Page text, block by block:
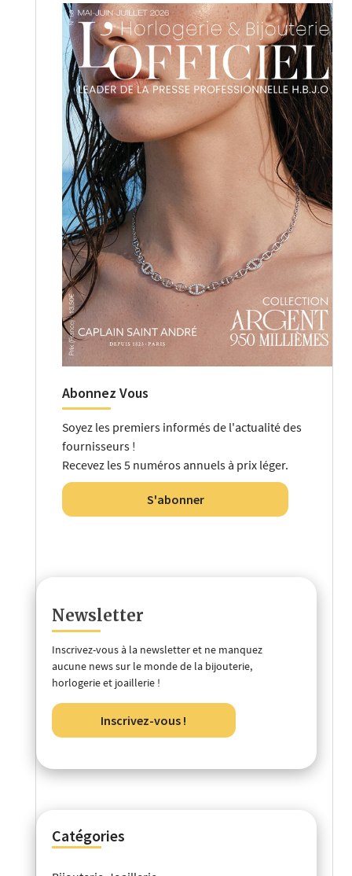
Abonnez Vous
Soyez les premiers informés de l'actualité des
fournisseurs !
Recevez les 5 numéros annuels à prix léger.
S'abonner
Newsletter
Inscrivez-vous à la newsletter et ne manquez
aucune news sur le monde de la bijouterie,
horlogerie et joaillerie !
Inscrivez-vous !
Catégories